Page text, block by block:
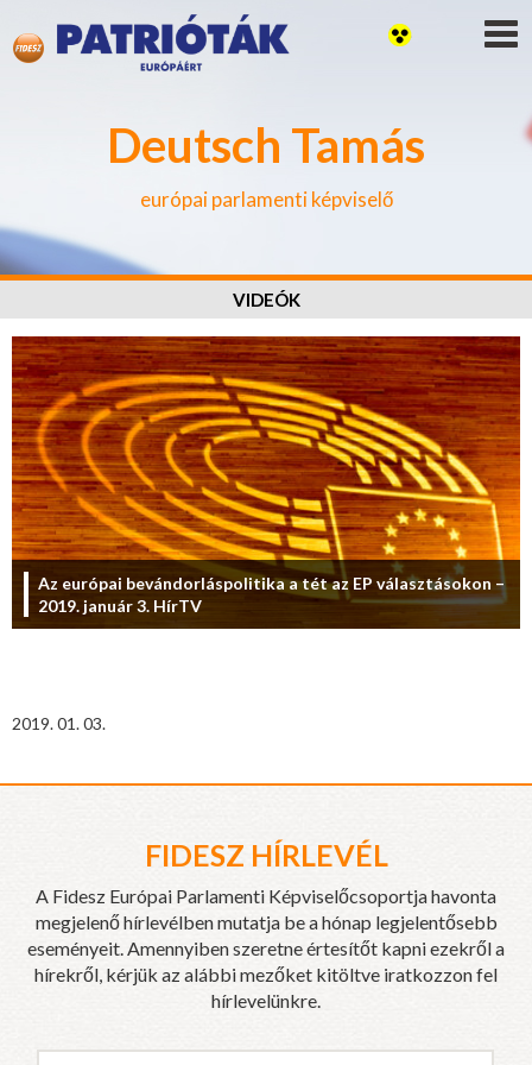
Deutsch Tamás
európai parlamenti képviselő
VIDEÓK
Az európai bevándorláspolitika a tét az EP választásokon –
2019. január 3. HírTV
2019. 01. 03.
FIDESZ HÍRLEVÉL
A Fidesz Európai Parlamenti Képviselőcsoportja havonta
megjelenő hírlevélben mutatja be a hónap legjelentősebb
eseményeit. Amennyiben szeretne értesítőt kapni ezekről a
hírekről, kérjük az alábbi mezőket kitöltve iratkozzon fel
hírlevelünkre.